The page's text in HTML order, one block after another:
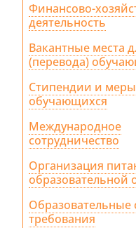
Финансово-
деятельность
Вакантные места
(перевода)
Стипендии и
обучающихся
Международное
сотрудничество
Организация
образовательной
Образовательные
требования